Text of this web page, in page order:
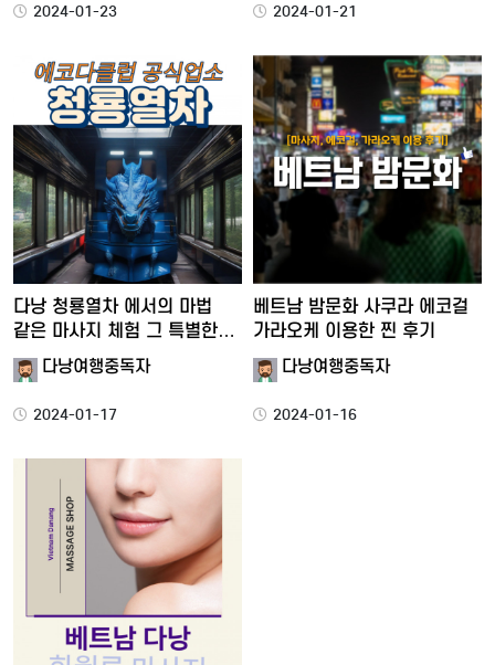
2024-01-23 2024-01-21
다낭 청룡열차 에서의 마법
같은 마사지 체험 그 특별한…
다낭여행중독자
2024-01-17
베트남 밤문화 사쿠라 에코걸
가라오케 이용한 찐 후기
다낭여행중독자
2024-01-16